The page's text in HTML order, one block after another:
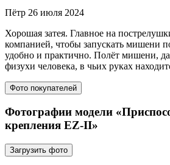
Пётр 26 июля 2024
Хорошая затея. Главное на
компанией, чтобы запускать мишени
удобно и практично. Полёт мишени,
физухи человека, в чьих руках
Фото покупателей
Фотографии модели
крепления EZ-II»
Загрузить фото